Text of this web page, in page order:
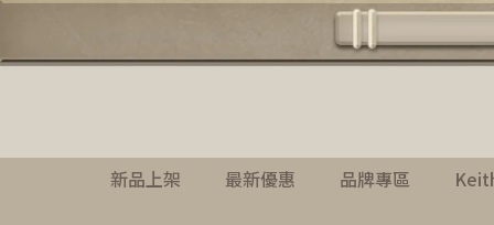
新品上架 最新優惠 品牌專區